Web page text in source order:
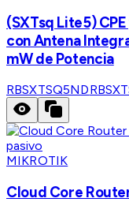
(SXTsq Lite5)
con Antena
mW de Potencia
RBSXTSQ5ND
MIKROTIK
Cloud Core